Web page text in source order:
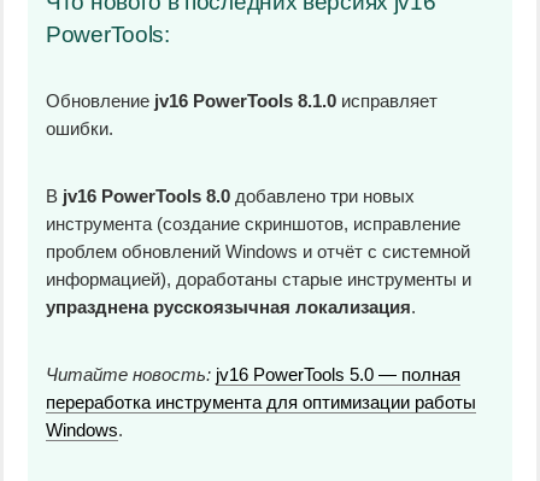
PowerTools:
Обновление jv16 PowerTools 8.1.0 исправляет
ошибки.
В jv16 PowerTools 8.0 добавлено три новых
инструмента (создание скриншотов, исправление
проблем обновлений Windows и отчёт с системной
информацией), доработаны старые инструменты и
упразднена русскоязычная локализация.
Читайте новость: jv16 PowerTools 5.0 — полная
переработка инструмента для оптимизации работы
Windows.